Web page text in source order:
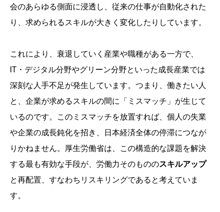
会のあらゆる側面に浸透し、従来の仕事が自動化された
り、求められるスキルが大きく変化したりしています。
これにより、衰退していく産業や職種がある一方で、
IT・デジタル分野やグリーン分野といった成長産業では
深刻な人手不足が発生しています。つまり、働きたい人
と、企業が求めるスキルの間に「ミスマッチ」が生じて
いるのです。このミスマッチを放置すれば、個人の失業
や企業の成長鈍化を招き、日本経済全体の停滞につなが
りかねません。厚生労働省は、この構造的な課題を解決
する最も有効な手段が、労働力そのもののスキルアップ
と再配置、すなわちリスキリングであると考えていま
す。